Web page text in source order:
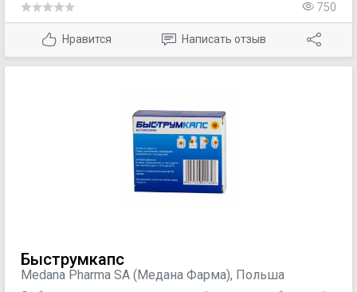
аппарата (в т.ч. артрит, бурсит, синовит, тендинит,
люмбаго); неосложненных травм (в т.ч. спортивных,
вывихов, растяжений или разрывов связок и
сухожилий, ушибов, посттравматических болей); в
перифлебит), лимфатических сосудов, лимфоузлов
(лимфангит, поверхностный лимфаденит).
750
Нравится Написать отзыв
Быструмкапс
Medana Pharma SA (Медана Фарма), Польша